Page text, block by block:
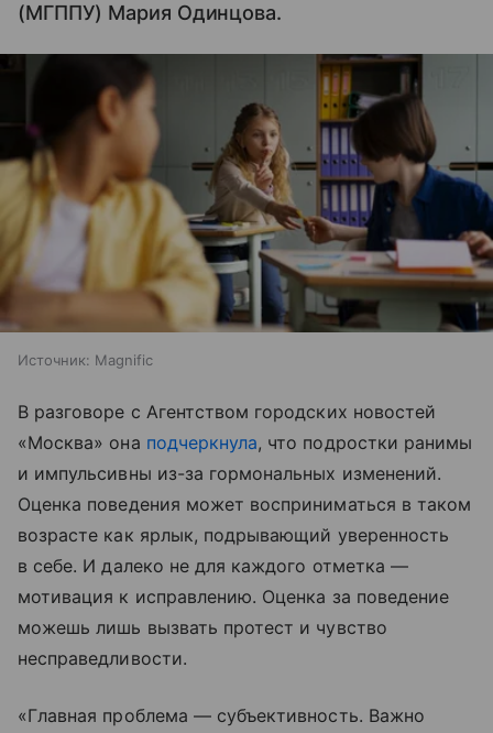
(МГППУ) Мария Одинцова.
Источник: Magnific
В разговоре с Агентством городских новостей
«Москва» она подчеркнула, что подростки ранимы
и импульсивны из-за гормональных изменений.
Оценка поведения может восприниматься в таком
возрасте как ярлык, подрывающий уверенность
в себе. И далеко не для каждого отметка —
мотивация к исправлению. Оценка за поведение
можешь лишь вызвать протест и чувство
несправедливости.
«Главная проблема — субъективность. Важно